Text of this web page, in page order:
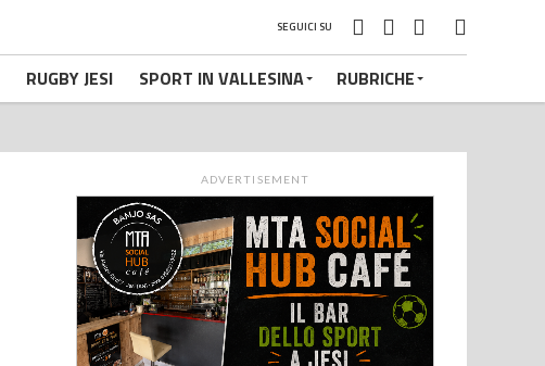
SEGUICI SU
RUGBY JESI SPORT IN VALLESINA RUBRICHE
ADVERTISEMENT